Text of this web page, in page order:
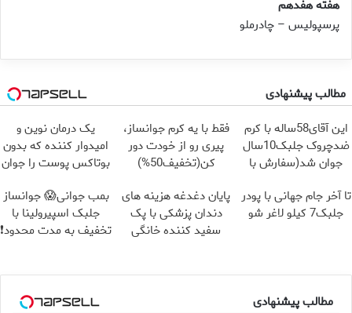
هفته هفدهم
پرسپولیس – چادرملو
مطالب پیشنهادی
این آقای58ساله با کرم
ضدچروک جلبک10سال
جوان شد(سفارش با
فقط با یه کرم جوانساز،
پیری رو از خودت دور
کن(تخفیف50%)
یک درمان نوین و
امیدوار کننده که بدون
بوتاکس پوست را جوان
تا آخر جام جهانی با پودر
جلبک7 کیلو لاغر شو
پایان دغدغه هزینه های
دندان پزشکی با پک
سفید کننده خانگی
بمب جوانی😱 جوانساز
جلبک اسپیرولینا با
تخفیف به مدت محدود❗
مطالب پیشنهادی